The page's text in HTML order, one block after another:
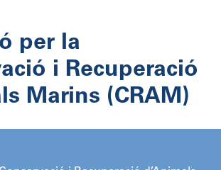
per la
i Recuperació
Marins (CRAM)